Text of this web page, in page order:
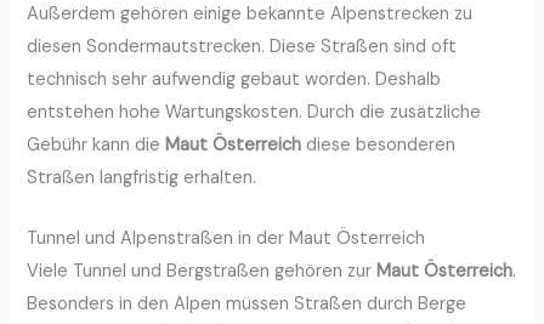
Außerdem gehören einige bekannte Alpenstrecken zu
diesen Sondermautstrecken. Diese Straßen sind oft
technisch sehr aufwendig gebaut worden. Deshalb
entstehen hohe Wartungskosten. Durch die zusätzliche
Gebühr kann dieMaut Österreich diese besonderen
Straßen langfristig erhalten.
Tunnel und Alpenstraßen in der Maut Österreich
Viele Tunnel und Bergstraßen gehören zurMaut Österreich.
Besonders in den Alpen müssen Straßen durch Berge